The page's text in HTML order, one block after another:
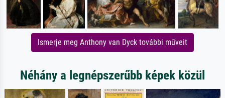
Ismerje meg Anthony van Dyck további műveit
Néhány a legnépszerűbb képek közül